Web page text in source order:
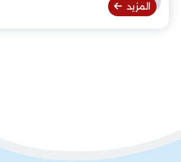
المزيد